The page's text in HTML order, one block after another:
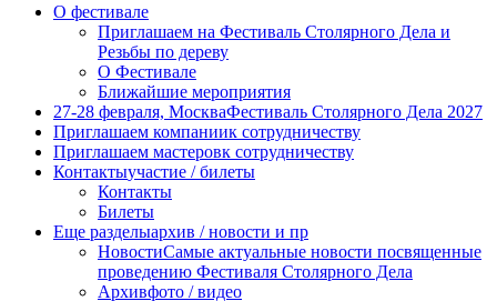
О фестивале
Приглашаем на Фестиваль Столярного Дела и
Резьбы по дереву
О Фестивале
Ближайшие мероприятия
27-28 февраля, МоскваФестиваль Столярного Дела 2027
Приглашаем компаниик сотрудничеству
Приглашаем мастеровк сотрудничеству
Контактыучастие / билеты
Контакты
Билеты
Еще разделыархив / новости и пр
НовостиСамые актуальные новости посвященные
проведению Фестиваля Столярного Дела
Архивфото / видео